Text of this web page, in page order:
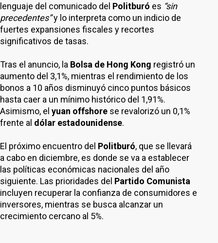
lenguaje del comunicado del Politburó es “sin
precedentes”y lo interpreta como un indicio de
fuertes expansiones fiscales y recortes
significativos de tasas.
Tras el anuncio, la Bolsa de Hong Kong registró un
aumento del 3,1%, mientras el rendimiento de los
bonos a 10 años disminuyó cinco puntos básicos
hasta caer a un mínimo histórico del 1,91%.
Asimismo, el yuan offshore se revalorizó un 0,1%
frente al dólar estadounidense.
El próximo encuentro del Politburó, que se llevará
a cabo en diciembre, es donde se va a establecer
las políticas económicas nacionales del año
siguiente. Las prioridades del Partido Comunista
incluyen recuperar la confianza de consumidores e
inversores, mientras se busca alcanzar un
crecimiento cercano al 5%.